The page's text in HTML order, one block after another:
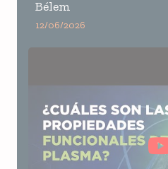
Bélem
12/06/2026